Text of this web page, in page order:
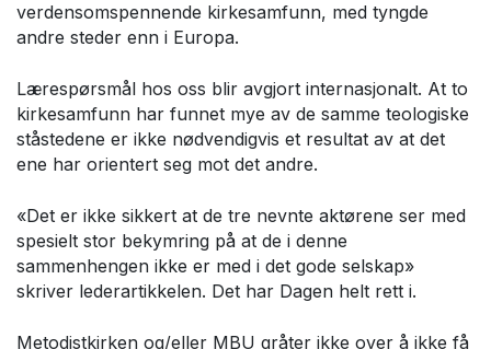
verdensomspennende kirkesamfunn, med tyngde
andre steder enn i Europa.
Lærespørsmål hos oss blir avgjort internasjonalt. At to
kirkesamfunn har funnet mye av de samme teologiske
ståstedene er ikke nødvendigvis et resultat av at det
ene har orientert seg mot det andre.
«Det er ikke sikkert at de tre nevnte aktørene ser med
spesielt stor bekymring på at de i denne
sammenhengen ikke er med i det gode selskap»
skriver lederartikkelen. Det har Dagen helt rett i.
Metodistkirken og/eller MBU gråter ikke over å ikke få